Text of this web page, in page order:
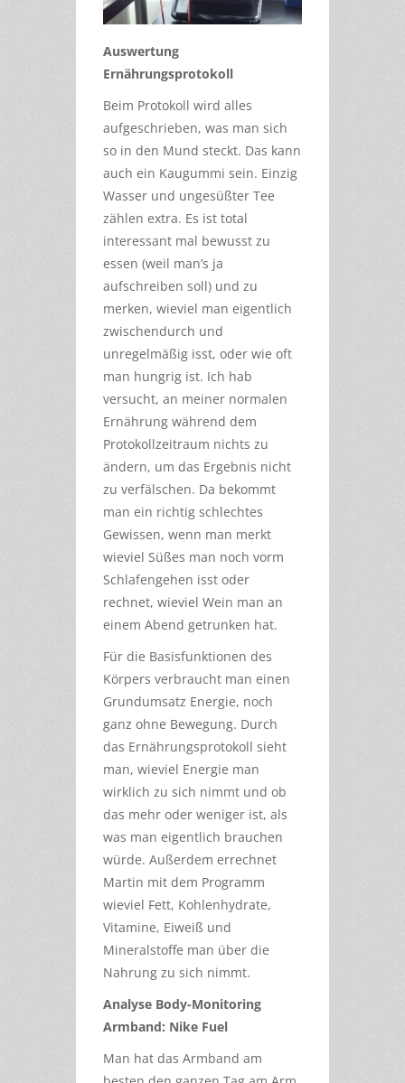
Auswertung
Ernährungsprotokoll
Beim Protokoll wird alles
aufgeschrieben, was man sich
so in den Mund steckt. Das kann
auch ein Kaugummi sein. Einzig
Wasser und ungesüßter Tee
zählen extra. Es ist total
interessant mal bewusst zu
essen (weil man’s ja
aufschreiben soll) und zu
merken, wieviel man eigentlich
zwischendurch und
unregelmäßig isst, oder wie oft
man hungrig ist. Ich hab
versucht, an meiner normalen
Ernährung während dem
Protokollzeitraum nichts zu
ändern, um das Ergebnis nicht
zu verfälschen. Da bekommt
man ein richtig schlechtes
Gewissen, wenn man merkt
wieviel Süßes man noch vorm
Schlafengehen isst oder
rechnet, wieviel Wein man an
einem Abend getrunken hat.
Für die Basisfunktionen des
Körpers verbraucht man einen
Grundumsatz Energie, noch
ganz ohne Bewegung. Durch
das Ernährungsprotokoll sieht
man, wieviel Energie man
wirklich zu sich nimmt und ob
das mehr oder weniger ist, als
was man eigentlich brauchen
würde. Außerdem errechnet
Martin mit dem Programm
wieviel Fett, Kohlenhydrate,
Vitamine, Eiweiß und
Mineralstoffe man über die
Nahrung zu sich nimmt.
Analyse Body-Monitoring
Armband: Nike Fuel
Man hat das Armband am